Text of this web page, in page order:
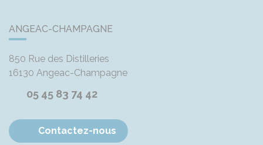
ANGEAC-CHAMPAGNE
850 Rue des Distilleries
16130 Angeac-Champagne
05 45 83 74 42
Contactez-nous